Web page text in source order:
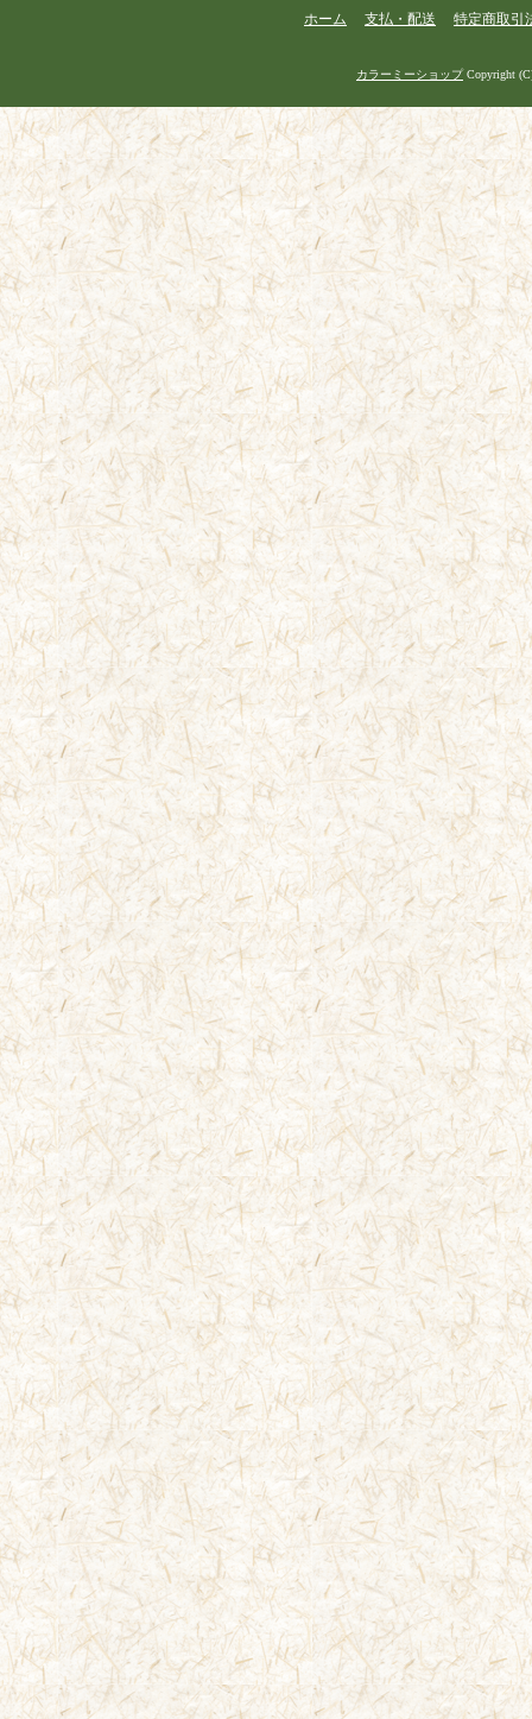
ホーム 支払・配送 特定商取引
カラーミーショップCopyright